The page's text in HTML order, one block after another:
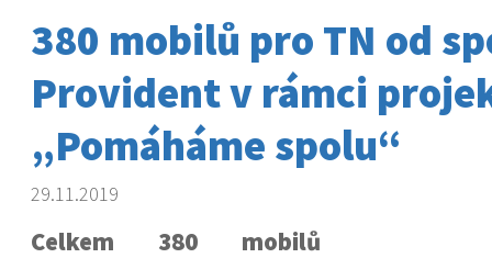
380 mobilů pro TN od
Provident v rámci
„Pomáháme spolu“
29.11.2019
Celkem 380 mobilů